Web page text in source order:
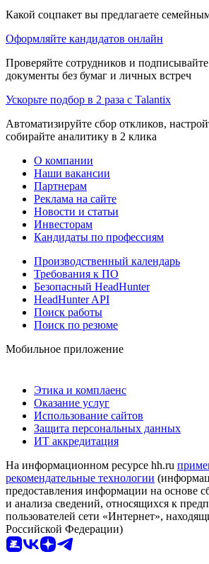
Какой соцпакет вы предлагаете
Оформляйте кандидатов онлайн
Проверяйте сотрудников и
документы без бумаг и личных встреч
Ускорьте подбор в 2 раза с Talantix
Автоматизируйте сбор откликов,
собирайте аналитику в 2 клика
О компании
Наши вакансии
Партнерам
Реклама на сайте
Новости и статьи
Инвесторам
Кандидаты по профессиям
Производственный календарь
Требования к ПО
Безопасный HeadHunter
HeadHunter API
Поиск работы
Поиск по резюме
Мобильное приложение
Этика и комплаенс
Оказание услуг
Использование сайтов
Защита персональных данных
ИТ аккредитация
На информационном ресурсе hh.ru
рекомендательные технологии
предоставления информации на основе
и анализа сведений, относящихся к
пользователей сети «Интернет»,
Российской Федерации)